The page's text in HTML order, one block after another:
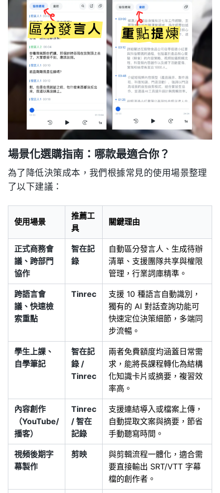
場景化選購指南：哪款最適合你？
為了降低決策成本，我們根據常見的使用場景整理
了以下建議：
使用場景
推薦工
具
關鍵理由
正式商務會
議、跨部門
協作
智在記
錄
自動區分發言人、生成待辦
清單、支援團隊共享與權限
管理，行業詞庫精準。
跨語言會
議、快速檢
索重點
Tinrec
支援 10 種語言自動識別，
獨有的 AI 對話查詢功能可
快速定位決策細節，多端同
步流暢。
學生上課、
自學筆記
智在記
錄 /
Tinrec
兩者免費額度均涵蓋日常需
求，能將長課程轉化為結構
化知識卡片或摘要，複習效
率高。
內容創作
（YouTube/
播客）
Tinrec
/ 智在
記錄
支援連結導入或檔案上傳，
自動提取文案與摘要，節省
手動聽寫時間。
視頻後期字
幕製作
剪映
與剪輯流程一體化，適合需
要直接輸出 SRT/VTT 字幕
檔的創作者。